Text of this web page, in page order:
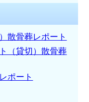
散骨葬レポート
（貸切）散骨葬
ポート